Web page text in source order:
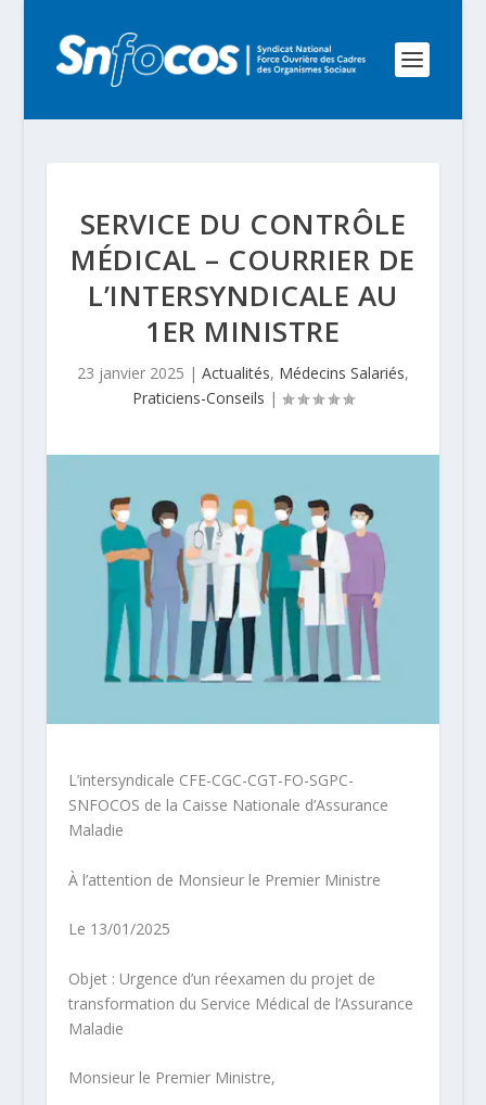
SERVICE DU CONTRÔLE
MÉDICAL – COURRIER DE
L’INTERSYNDICALE AU
1ER MINISTRE
23 janvier 2025 | Actualités, Médecins Salariés,
Praticiens-Conseils |
L’intersyndicale CFE-CGC-CGT-FO-SGPC-
SNFOCOS de la Caisse Nationale d’Assurance
Maladie
À l’attention de Monsieur le Premier Ministre
Le 13/01/2025
Objet : Urgence d’un réexamen du projet de
transformation du Service Médical de l’Assurance
Maladie
Monsieur le Premier Ministre,